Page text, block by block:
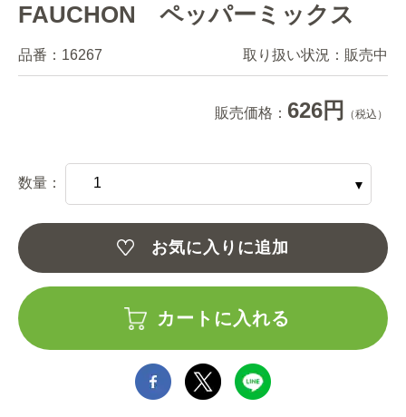
FAUCHON ペッパーミックス
品番： 16267 取り扱い状況： 販売中
販売価格： 626円 （税込）
数量：
お気に入りに追加
カートに入れる